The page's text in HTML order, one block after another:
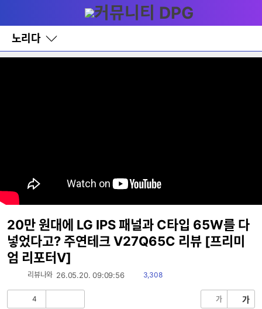
와
홈
노리다
바
로
20만 원대에 LG IPS 패널과 C타입 65W를 다
넣었다고? 주연테크 V27Q65C 리뷰 [프리미
엄 리포터V]
리뷰나와 26.05.20. 09:09:56
읽
3,308
4 가 가